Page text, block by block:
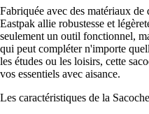
Fabriquée avec des matériaux
Eastpak allie robustesse et
seulement un outil fonctionnel,
qui peut compléter n'importe
les études ou les loisirs, cette
vos essentiels avec aisance.
Les caractéristiques de la